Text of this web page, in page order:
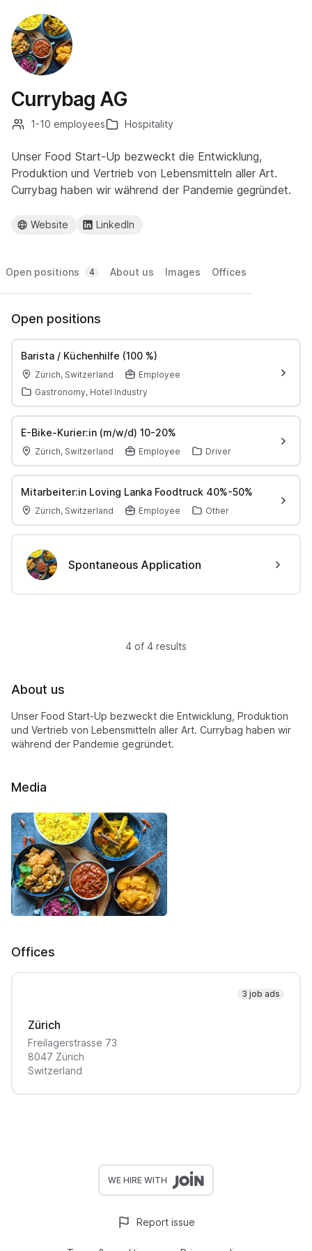
Currybag AG
1-10 employees Hospitality
Unser Food Start-Up bezweckt die Entwicklung,
Produktion und Vertrieb von Lebensmitteln aller Art.
Currybag haben wir während der Pandemie gegründet.
Website LinkedIn
Open positions 4 About us Images Offices
Open positions
Barista / Küchenhilfe (100 %)
Zürich, Switzerland
Employee
Gastronomy, Hotel Industry
E-Bike-Kurier:in (m/w/d) 10-20%
Zürich, Switzerland Employee Driver
Mitarbeiter:in Loving Lanka Foodtruck 40%-50%
Zürich, Switzerland Employee Other
Spontaneous Application
4 of 4 results
About us
Unser Food Start-Up bezweckt die Entwicklung, Produktion
und Vertrieb von Lebensmitteln aller Art. Currybag haben wir
während der Pandemie gegründet.
Media
Offices
3 job ads
Zürich
Freilagerstrasse 73
8047 Zürich
Switzerland
WE HIRE WITH
Report issue